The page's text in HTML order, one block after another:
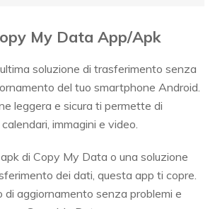
My Data App/Apk
soluzione di trasferimento senza
del tuo smartphone Android.
leggera e sicura ti permette di
immagini e video.
di Copy My Data o una soluzione
dei dati, questa app ti copre.
di aggiornamento senza problemi e